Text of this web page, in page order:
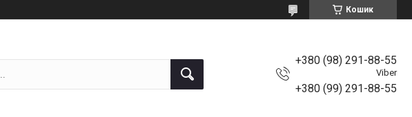
Кошик
+380 (98) 291-88-55
Viber
+380 (99) 291-88-55